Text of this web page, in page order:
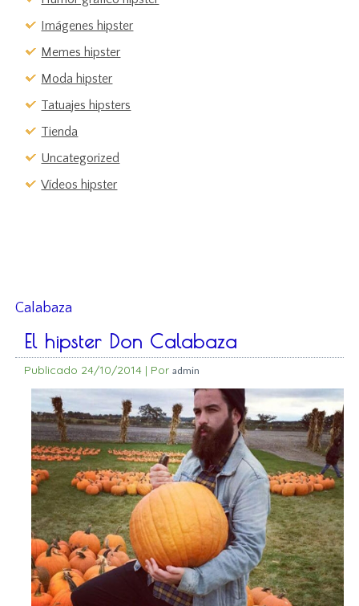
Imágenes hipster
Memes hipster
Moda hipster
Tatuajes hipsters
Tienda
Uncategorized
Vídeos hipster
Calabaza
El hipster Don Calabaza
Publicado 24/10/2014 | Por admin